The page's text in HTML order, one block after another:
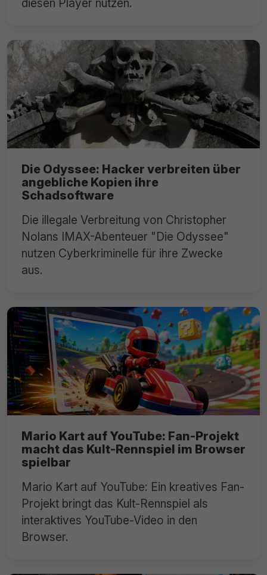
diesen Player nutzen.
Die Odyssee: Hacker verbreiten über
angebliche Kopien ihre
Schadsoftware
Die illegale Verbreitung von Christopher
Nolans IMAX-Abenteuer "Die Odyssee"
nutzen Cyberkriminelle für ihre Zwecke
aus.
Mario Kart auf YouTube: Fan-Projekt
macht das Kult-Rennspiel im Browser
spielbar
Mario Kart auf YouTube: Ein kreatives Fan-
Projekt bringt das Kult-Rennspiel als
interaktives YouTube-Video in den
Browser.